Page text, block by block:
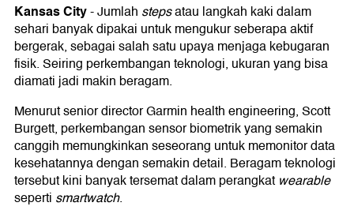
Kansas City-Jumlah stepsatau langkah kaki dalam
sehari banyak dipakai untuk mengukur seberapa aktif
bergerak, sebagai salah satu upaya menjaga kebugaran
fisik. Seiring perkembangan teknologi, ukuran yang bisa
diamati jadi makin beragam.
Menurut senior director Garmin health engineering, Scott
Burgett, perkembangan sensor biometrik yang semakin
canggih memungkinkan seseorang untuk memonitor data
kesehatannya dengan semakin detail. Beragam teknologi
tersebut kini banyak tersemat dalam perangkat wearable
seperti smartwatch.